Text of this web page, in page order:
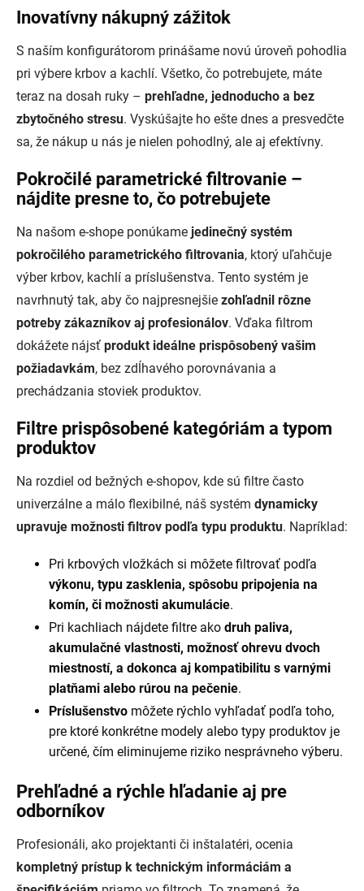
Inovatívny nákupný zážitok
S naším konfigurátorom prinášame novú úroveň pohodlia
pri výbere krbov a kachlí. Všetko, čo potrebujete, máte
teraz na dosah ruky – prehľadne, jednoducho a bez
zbytočného stresu. Vyskúšajte ho ešte dnes a presvedčte
sa, že nákup u nás je nielen pohodlný, ale aj efektívny.
Pokročilé parametrické filtrovanie –
nájdite presne to, čo potrebujete
Na našom e-shope ponúkame jedinečný systém
pokročilého parametrického filtrovania, ktorý uľahčuje
výber krbov, kachlí a príslušenstva. Tento systém je
navrhnutý tak, aby čo najpresnejšie zohľadnil rôzne
potreby zákazníkov aj profesionálov. Vďaka filtrom
dokážete nájsť produkt ideálne prispôsobený vašim
požiadavkám, bez zdĺhavého porovnávania a
prechádzania stoviek produktov.
Filtre prispôsobené kategóriám a typom
produktov
Na rozdiel od bežných e-shopov, kde sú filtre často
univerzálne a málo flexibilné, náš systém dynamicky
upravuje možnosti filtrov podľa typu produktu. Napríklad:
Pri krbových vložkách si môžete filtrovať podľa
výkonu, typu zasklenia, spôsobu pripojenia na
komín, či možnosti akumulácie.
Pri kachliach nájdete filtre ako druh paliva,
akumulačné vlastnosti, možnosť ohrevu dvoch
miestností, a dokonca aj kompatibilitu s varnými
platňami alebo rúrou na pečenie.
Príslušenstvo môžete rýchlo vyhľadať podľa toho,
pre ktoré konkrétne modely alebo typy produktov je
určené, čím eliminujeme riziko nesprávneho výberu.
Prehľadné a rýchle hľadanie aj pre
odborníkov
Profesionáli, ako projektanti či inštalatéri, ocenia
kompletný prístup k technickým informáciám a